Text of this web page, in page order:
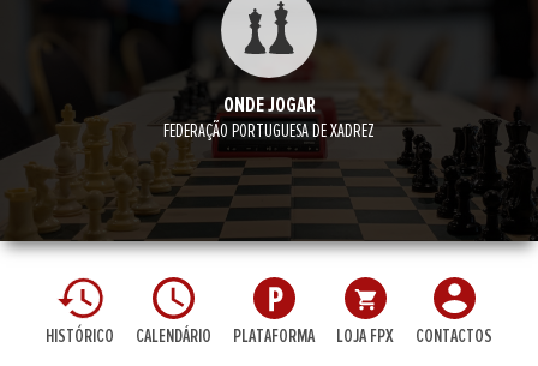
ONDE JOGAR
FEDERAÇÃO PORTUGUESA DE XADREZ
HISTÓRICO CALENDÁRIO PLATAFORMA LOJA FPX CONTACTOS